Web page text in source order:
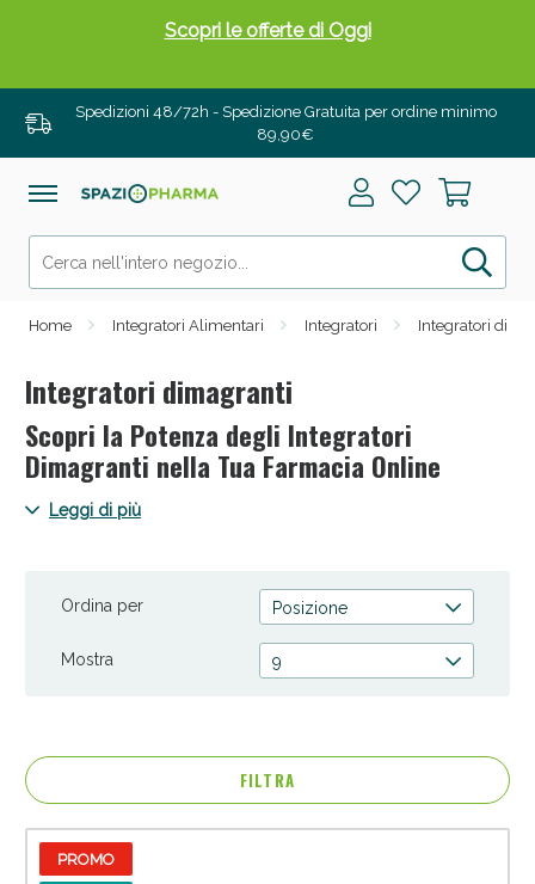
Spedizioni 48/72h - Spedizione Gratuita per ordine minimo
89,90€
Home Integratori Alimentari Integratori Integratori
Integratori dimagranti
Scopri la Potenza degli Integratori
Dimagranti nella Tua Farmacia Online
Entra nel mondo degli integratori dimagranti su
Scopri come potrai raggiungere i tuoi obiettivi di peso in
integratori dimagranti nella tua farmacia online di fiducia.
Leggi di più
Ordina per Posizione
Mostra 9
FILTRA
PROMO
Drenanti e Pancia Piatta: Sconti fino al 55% validi
Salini e Multivitaminici: oggi Sconto extra fino al
50%!
Anticellulite e Fanghi: Sconto fino al 40% valido